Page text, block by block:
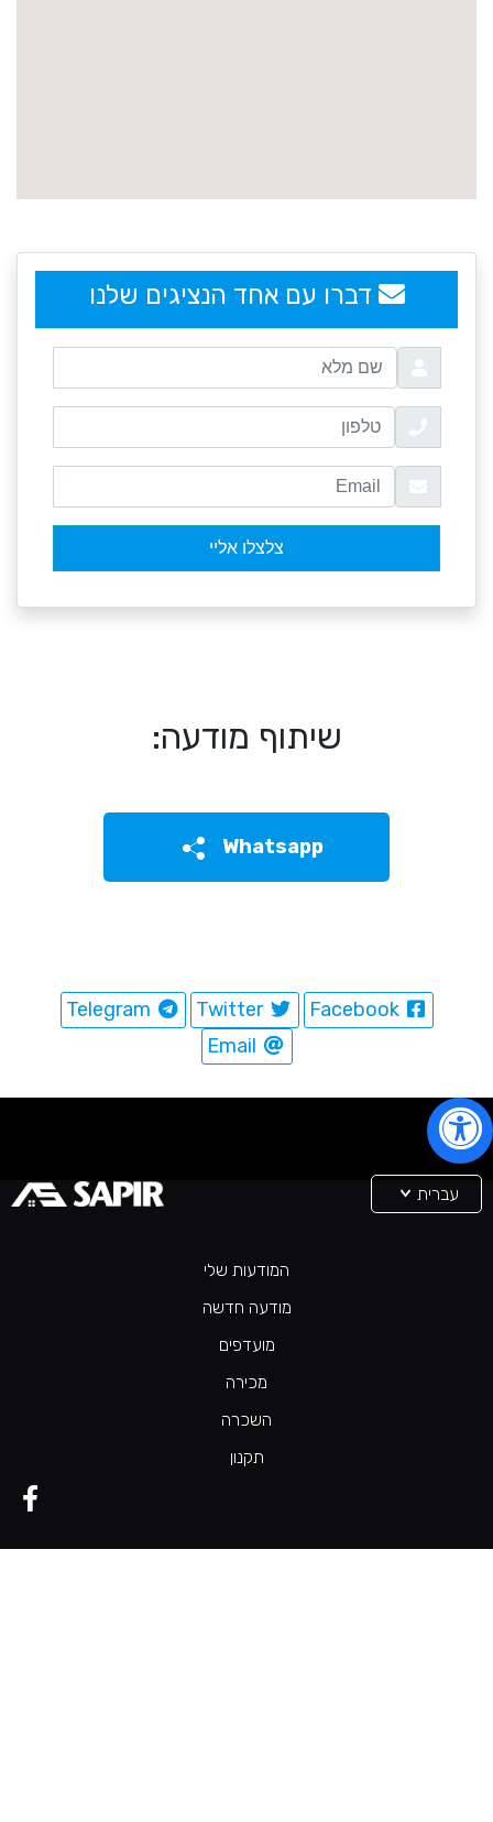
דברו עם אחד הנציגים שלנו
שיתוף מודעה:
Whatsapp
Facebook
Twitter
המודעות שלי
מודעה חדשה
מועדפים
מכירה
השכרה
תקנון
עברית